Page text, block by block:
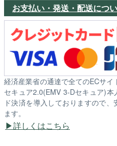
お支払い・発送・配送につ
経済産業省の通達で全てのECサ
セキュア2.0(EMV 3-Dセキュア)
ド決済を導入しておりますので
ます。
詳しくはこちら